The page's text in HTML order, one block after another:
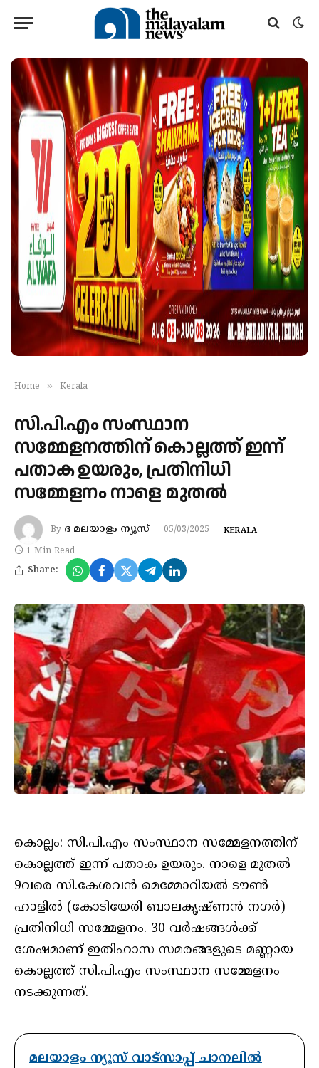
Home » Kerala
സി.പി.എം സംസ്ഥാന
സമ്മേളനത്തിന് കൊല്ലത്ത് ഇന്ന്
പതാക ഉയരും,​ പ്രതിനിധി
സമ്മേളനം നാളെ മുതൽ
By ദ മലയാളം ന്യൂസ് 05/03/2025 KERALA
1 Min Read
Share:
കൊല്ലം: സി.പി.എം സംസ്ഥാന സമ്മേളനത്തിന്
കൊല്ലത്ത് ഇന്ന് പതാക ഉയരും. നാളെ മുതൽ
9വരെ സി.കേശവൻ മെമ്മോറിയൽ ടൗൺ
ഹാളിൽ (കോടിയേരി ബാലകൃഷ്ണൻ നഗർ)
പ്രതിനിധി സമ്മേളനം. 30 വർഷങ്ങൾക്ക്
ശേഷമാണ് ഇതിഹാസ സമരങ്ങളുടെ മണ്ണായ
കൊല്ലത്ത് സി.പി.എം സംസ്ഥാന സമ്മേളനം
നടക്കുന്നത്.
മലയാളം ന്യൂസ് വാട്സാപ്പ് ചാനലിൽ